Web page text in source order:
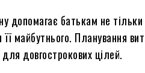
допомагає батькам не
майбутнього. Планування
довгострокових цілей.